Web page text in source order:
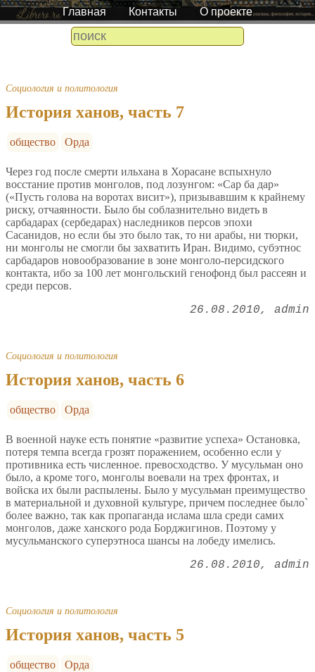
Главная Контакты О проекте
Социология и политология
История ханов, часть 7
общество Орда
Через год после смерти ильхана в Хорасане вспыхнуло
восстание против монголов, под лозунгом: «Сар ба дар»
(«Пусть голова на воротах висит»), призывавшим к крайнему
риску, отчаянности. Было бы соблазнительно видеть в
сарбадарах (сербедарах) наследников персов эпохи
Сасанидов, но если бы это было так, то ни арабы, ни тюрки,
ни монголы не смогли бы захватить Иран. Видимо, субэтнос
сарбадаров новообразование в зоне монголо-персидского
контакта, ибо за 100 лет монгольский генофонд был рассеян и
среди персов.
26.08.2010 admin
Социология и политология
История ханов, часть 6
общество Орда
В военной науке есть понятие «развитие успеха» Остановка,
потеря темпа всегда грозят поражением, особенно если у
противника есть численное. превосходство. У мусульман оно
было, а кроме того, монголы воевали на трех фронтах, и
войска их были распылены. Было у мусульман преимущество
в материальной и духовной культуре, причем последнее было`
более важно, так как пропаганда ислама шла среди самих
монголов, даже ханского рода Борджигинов. Поэтому у
мусульманского суперэтноса шансы на лобеду имелись.
26.08.2010 admin
Социология и политология
История ханов, часть 5
общество Орда